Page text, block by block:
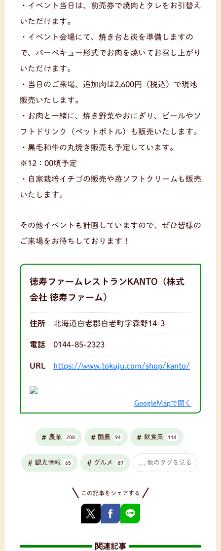
・イベント当日は、前売券で焼肉とタレをお引替え
いただけます。
・イベント会場にて、焼き台と炭を準備しますの
で、バーベキュー形式でお肉を焼いてお召し上がり
いただけます。
・当日のご来場、追加肉は2,600円（税込）で現地
販売いたします。
・お肉と一緒に、焼き野菜やおにぎり、ビールやソ
フトドリンク（ペットボトル）も販売いたします。
・黒毛和牛の丸焼き販売も予定しています。
※12：00頃予定
・自家栽培イチゴの販売や苺ソフトクリームも販売
いたします。
その他イベントも計画していますので、ぜひ皆様の
ご来場をお待ちしております！
徳寿ファームレストランKANTO（株式
会社 徳寿ファーム）
住所 北海道白老郡白老町字森野14-3
電話 0144-85-2323
URL https://www.tokuju.com/shop/kanto/
GoogleMapで開く
農業 208 酪農 94 飲食業 114
観光情報 65 グルメ 89 他のタグを見る
この記事をシェアする
関連記事